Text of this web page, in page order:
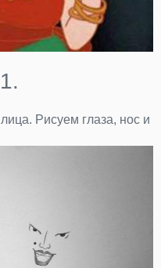
Рисуем глаза, нос и